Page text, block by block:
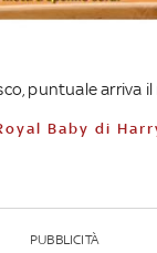
puntuale arriva il
Baby di
PUBBLICITÀ